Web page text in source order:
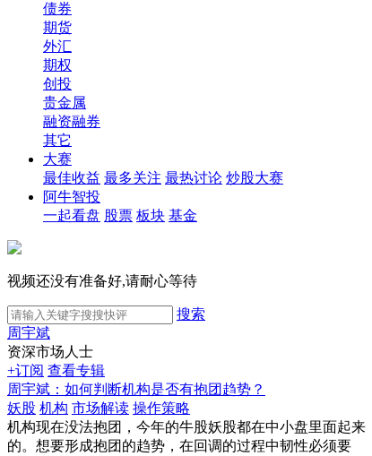
债券
期货
外汇
期权
创投
贵金属
融资融券
其它
大赛
最佳收益 最多关注 最热讨论 炒股大赛
阿牛智投
一起看盘 股票 板块 基金
视频还没有准备好,请耐心等待
搜索
周宇斌
资深市场人士
+订阅 查看专辑
周宇斌：如何判断机构是否有抱团趋势？
妖股 机构 市场解读 操作策略
机构现在没法抱团，今年的牛股妖股都在中小盘里面起来
的。想要形成抱团的趋势，在回调的过程中韧性必须要